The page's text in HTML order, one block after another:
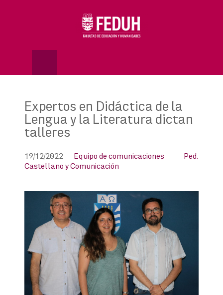
Expertos en Didáctica de la
Lengua y la Literatura dictan
talleres
19/12/2022 Equipo de comunicaciones
Ped.
Castellano y Comunicación